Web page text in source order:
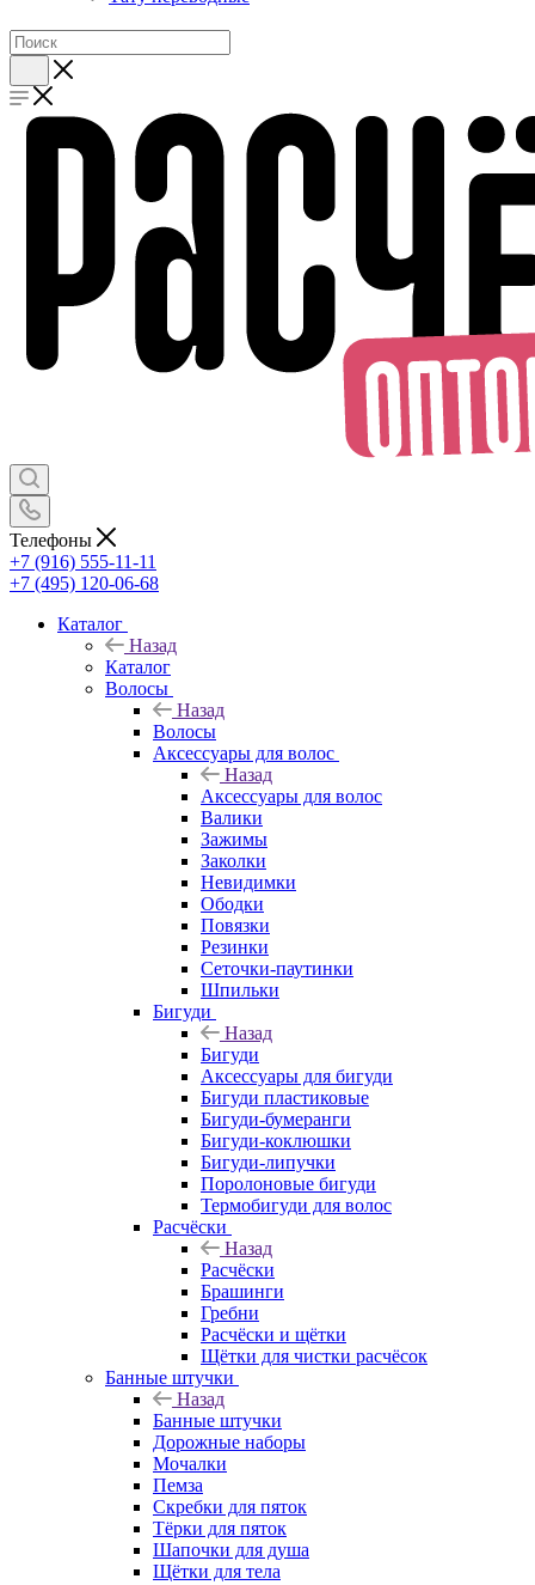
Телефоны
+7 (916) 555-11-11
+7 (495) 120-06-68
Каталог
Назад
Каталог
Волосы
Назад
Волосы
Аксессуары для волос
Назад
Аксессуары для волос
Валики
Зажимы
Заколки
Невидимки
Ободки
Повязки
Резинки
Сеточки-паутинки
Шпильки
Бигуди
Назад
Бигуди
Аксессуары для бигуди
Бигуди пластиковые
Бигуди-бумеранги
Бигуди-коклюшки
Бигуди-липучки
Поролоновые бигуди
Термобигуди для волос
Расчёски
Назад
Расчёски
Брашинги
Гребни
Расчёски и щётки
Щётки для чистки расчёсок
Банные штучки
Назад
Банные штучки
Дорожные наборы
Мочалки
Пемза
Скребки для пяток
Тёрки для пяток
Шапочки для душа
Щётки для тела